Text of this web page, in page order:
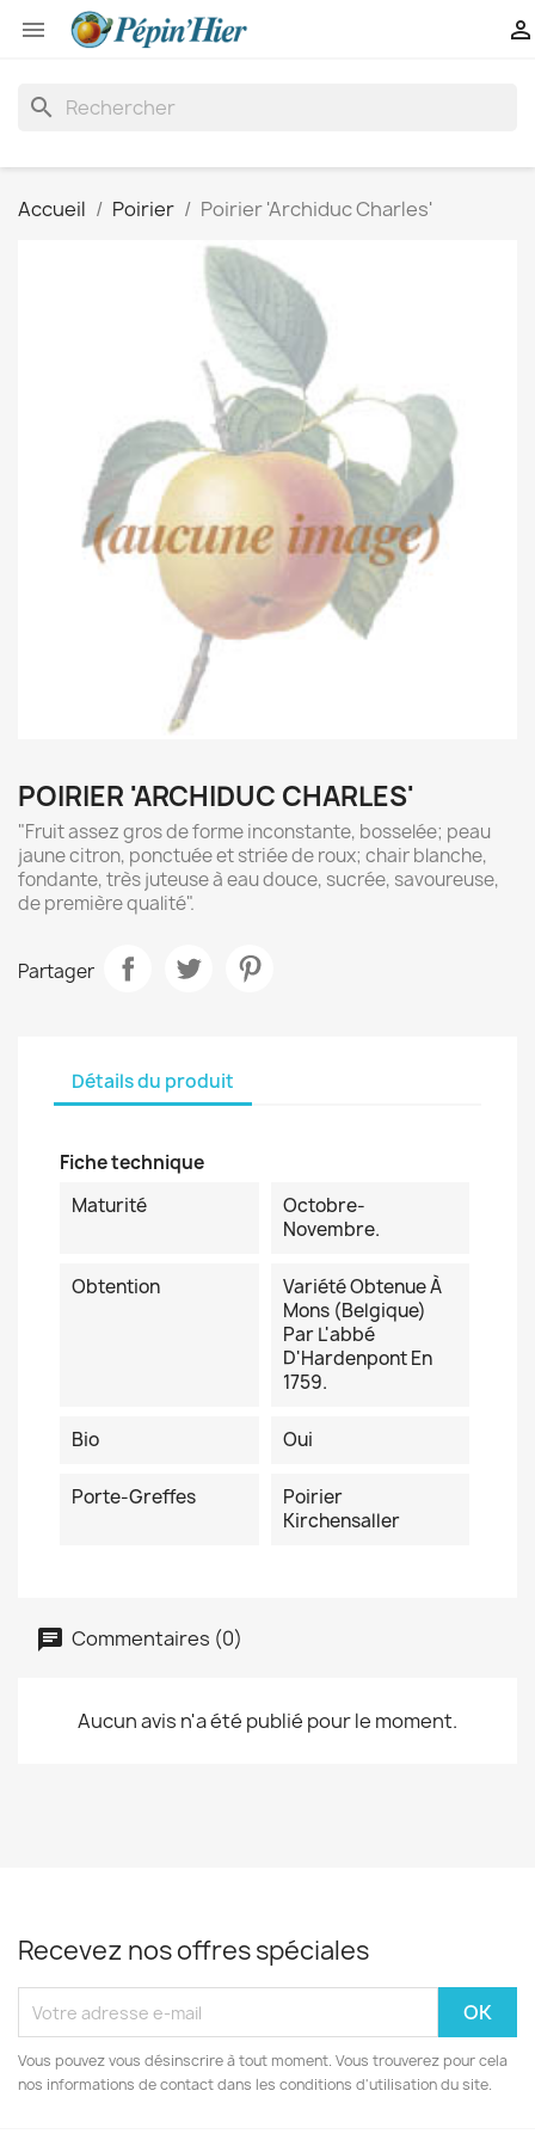
 
search
Accueil Poirier Poirier 'Archiduc Charles'
POIRIER 'ARCHIDUC CHARLES'
"Fruit assez gros de forme inconstante, bosselée; peau
jaune citron, ponctuée et striée de roux; chair blanche,
fondante, très juteuse à eau douce, sucrée, savoureuse,
de première qualité".
Partager
Détails du produit
Fiche technique
Maturité
Octobre-
Novembre.
Obtention
Variété Obtenue À
Mons (Belgique)
Par L'abbé
D'Hardenpont En
1759.
Bio Oui
Porte-Greffes
Poirier
Kirchensaller
Commentaires (0)
Aucun avis n'a été publié pour le moment.
Recevez nos offres spéciales
Vous pouvez vous désinscrire à tout moment. Vous trouverez pour cela
nos informations de contact dans les conditions d'utilisation du site.